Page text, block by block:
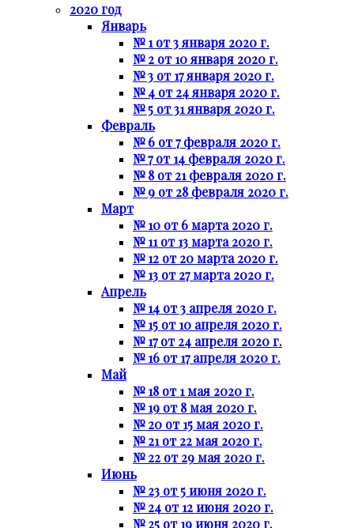
2020 год
Январь
№ 1 от 3 января 2020 г.
№ 2 от 10 января 2020 г.
№ 3 от 17 января 2020 г.
№ 4 от 24 января 2020 г.
№ 5 от 31 января 2020 г.
Февраль
№ 6 от 7 февраля 2020 г.
№ 7 от 14 февраля 2020 г.
№ 8 от 21 февраля 2020 г.
№ 9 от 28 февраля 2020 г.
Март
№ 10 от 6 марта 2020 г.
№ 11 от 13 марта 2020 г.
№ 12 от 20 марта 2020 г.
№ 13 от 27 марта 2020 г.
Апрель
№ 14 от 3 апреля 2020 г.
№ 15 от 10 апреля 2020 г.
№ 17 от 24 апреля 2020 г.
№ 16 от 17 апреля 2020 г.
Май
№ 18 от 1 мая 2020 г.
№ 19 от 8 мая 2020 г.
№ 20 от 15 мая 2020 г.
№ 21 от 22 мая 2020 г.
№ 22 от 29 мая 2020 г.
Июнь
№ 23 от 5 июня 2020 г.
№ 24 от 12 июня 2020 г.
№ 25 от 19 июня 2020 г.